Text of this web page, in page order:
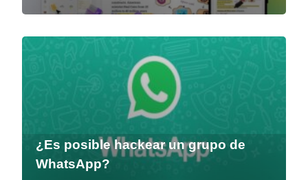
¿Es posible hackear un grupo de
WhatsApp?